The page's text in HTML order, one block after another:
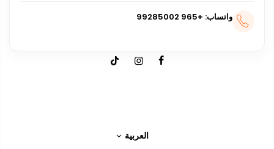
واتساب: +965 99285002
العربية